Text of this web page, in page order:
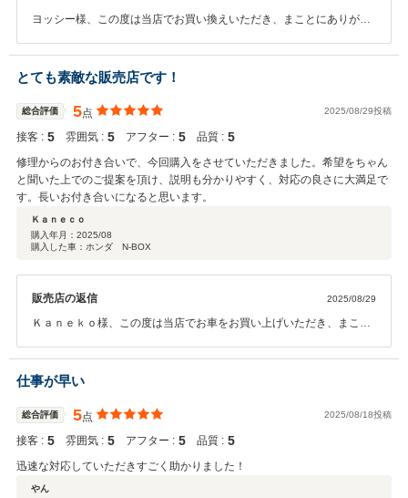
ヨッシー様、この度は当店でお買い換えいただき、まことにありがと
永いお付き合いをお願い申し上げます！
とても素敵な販売店です！
総合評価 5点 2025/08/29投稿
接客 : 5 雰囲気 : 5 アフター : 5 品質 : 5
修理からのお付き合いで、今回購入をさせていただきました。希望をちゃん
と聞いた上でのご提案を頂け、説明も分かりやすく、対応の良さに大満足で
す。長いお付き合いになると思います。
Ｋａｎｅｃｏ
購入年月： 2025/08
購入した車：ホンダ N-BOX
販売店の返信 2025/08/29
Ｋａｎｅｋｏ様、この度は当店でお車をお買い上げいただき、まこと
す！ありがとうございます！これからも末永いお付き合いをお願い申
し上げます。
仕事が早い
総合評価 5点 2025/08/18投稿
接客 : 5 雰囲気 : 5 アフター : 5 品質 : 5
迅速な対応していただきすごく助かりました！
やん